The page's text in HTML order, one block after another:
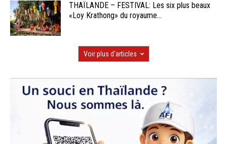
THAÏLANDE – FESTIVAL: Les six plus beaux
«Loy Krathong» du royaume...
Voir plus d'articles